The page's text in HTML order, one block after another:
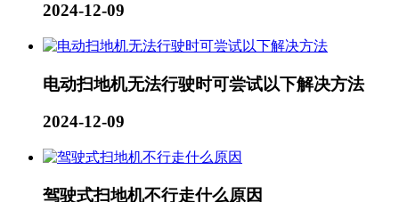
2024-12-09
电动扫地机无法行驶时可尝试以下解决方法
2024-12-09
驾驶式扫地机不行走什么原因